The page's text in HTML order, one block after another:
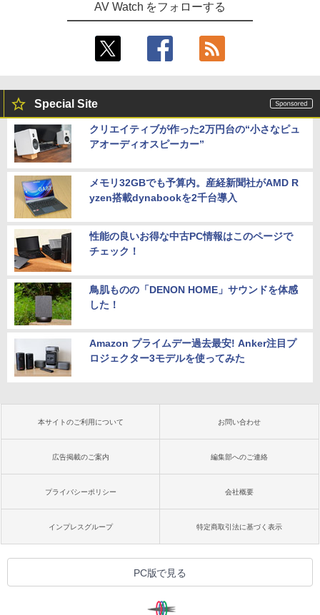
AV Watch をフォローする
Special Site
クリエイティブが作った2万円台の“小さなピュ
アオーディオスピーカー”
メモリ32GBでも予算内。産経新聞社がAMD R
yzen搭載dynabookを2千台導入
性能の良いお得な中古PC情報はこのページで
チェック！
鳥肌ものの「DENON HOME」サウンドを体感
した！
Amazon プライムデー過去最安! Anker注目プ
ロジェクター3モデルを使ってみた
本サイトのご利用について お問い合わせ
広告掲載のご案内 編集部へのご連絡
プライバシーポリシー 会社概要
インプレスグループ 特定商取引法に基づく表示
PC版で見る